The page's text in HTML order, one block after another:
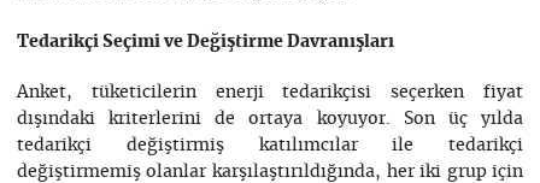
Tedarikçi Seçimi ve Değiştirme Davranışları
Anket, tüketicilerin enerji tedarikçisi seçerken fiyat
dışındaki kriterlerini de ortaya koyuyor. Son üç yılda
tedarikçi değiştirmiş katılımcılar ile tedarikçi
değiştirmemiş olanlar karşılaştırıldığında, her iki grup için